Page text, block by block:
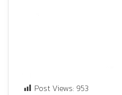
Post Views: 953